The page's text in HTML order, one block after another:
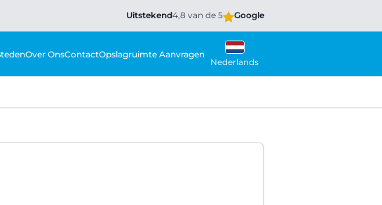
Uitstekend4,8 van de 5 Google
Over OnsContactOpslagruimte Aanvragen
Nederlands